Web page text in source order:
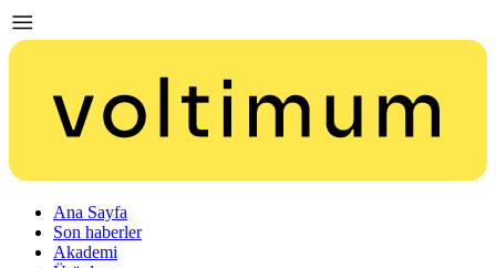
Ana Sayfa
Son haberler
Akademi